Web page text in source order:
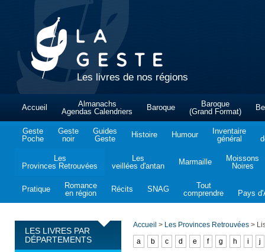
Les livres de nos régions
Accueil
Almanachs
Agendas Calendriers
Baroque
Baroque
(Grand Format)
Geste
Poche
Geste
noir
Guides
Geste
Histoire Humour
Inventaire
général
Les
Provinces Retrouvées
Les
veillées d'antan
Marmaille
Moissons
Noires
Pratique
Romance
en région
Récits SNAG
Tout
comprendre
Pays
LES LIVRES PAR
DÉPARTEMENTS
Accueil > Les Provinces Retrouvées >
a
b c d e f g h i j